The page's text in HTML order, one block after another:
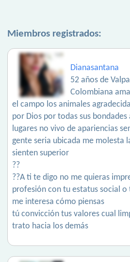
Miembros registrados:
Dianasantana
52 años de
Colombiana
el campo los animales
por Dios por todas sus
lugares no vivo de apariencias
gente seria ubicada me molesta
sienten superior
??
??A ti te digo no me quieras
profesión con tu estatus social o
me interesa cómo piensas
tú convicción tus valores cual
trato hacia los demás